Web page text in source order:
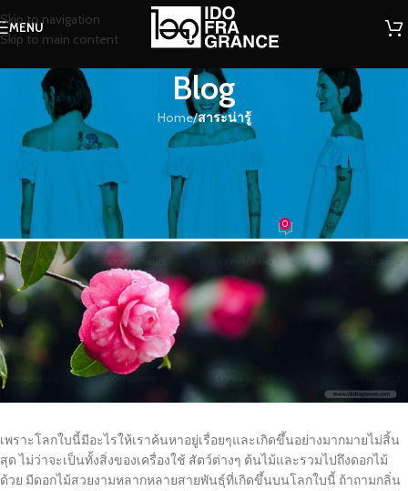
Skip to navigation
Skip to main content
MENU
Blog
Home/สาระน่ารู้
สาระน่ารู้
กลิ่นหอม..ในตำนาน…กับดอกไม้ที่โลก
น้องน้ำหอม On 07/12/2017 0
เพราะโลกใบนี้มีอะไรให้เราค้นหาอยู่เรื่อยๆและเกิดขึ้นอย่างมากมายไม่สิ้น
สุด ไม่ว่าจะเป็นทั้งสิ่งของเครื่องใช้ สัตว์ต่างๆ ต้นไม้และรวมไปถึงดอกไม้
ด้วย มีดอกไม้สวยงามหลากหลายสายพันธุ์ที่เกิดขึ้นบนโลกใบนี้ ถ้าถามกลิ่น